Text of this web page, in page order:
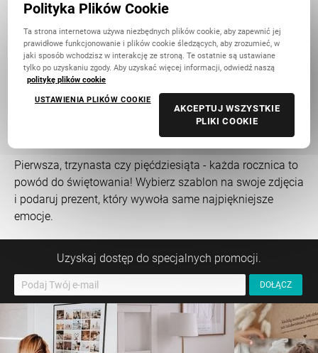
Pusty projekt
Zmień
Pierwsza, trzynasta czy pięćdziesiąta - każda rocznica to
powód do świętowania! Wybierz szablon na swoje zdjęcia
i podaruj prezent, który wywoła same najpiękniejsze
emocje.
Uzyskaj dostęp do specjalnych promocji.
Polityka Plików Cookie
Ta strona internetowa używa niezbędnych plików cookie, aby zapewnić jej
prawidłowe funkcjonowanie i plików cookie śledzących, aby zrozumieć, w
jaki sposób wchodzisz w interakcję ze stroną. Te ostatnie są ustawiane
tylko po uzyskaniu zgody. Aby uzyskać więcej informacji, odwiedź naszą
politykę plików cookie
USTAWIENIA PLIKÓW COOKIE
AKCEPTUJ WSZYSTKIE
PLIKI COOKIE